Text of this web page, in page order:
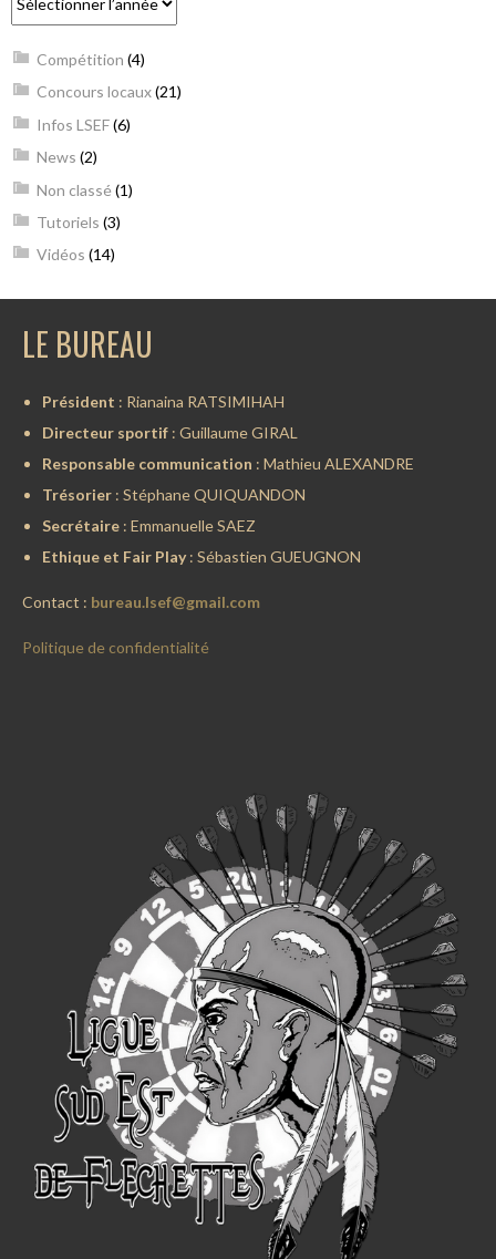
Compétition (4)
Concours locaux(21)
Infos LSEF(6)
News (2)
Non classé (1)
Tutoriels (3)
Vidéos (14)
LE BUREAU
Président : Rianaina RATSIMIHAH
Directeur sportif: Guillaume GIRAL
Responsable communication : Mathieu ALEXANDRE
Trésorier : Stéphane QUIQUANDON
Secrétaire: Emmanuelle SAEZ
Ethique et Fair Play: Sébastien GUEUGNON
Contact : bureau.lsef@gmail.com
Politique de confidentialité